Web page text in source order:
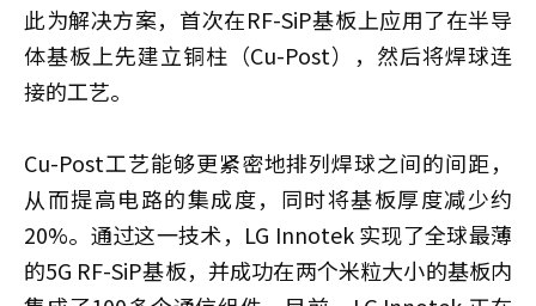
此为解决方案，首次在RF-SiP基板上应用了在半导
体基板上先建立铜柱（Cu-Post），然后将焊球连
接的工艺。
Cu-Post工艺能够更紧密地排列焊球之间的间距，
从而提高电路的集成度，同时将基板厚度减少约
20%。通过这一技术，LG Innotek 实现了全球最薄
的5G RF-SiP基板，并成功在两个米粒大小的基板内